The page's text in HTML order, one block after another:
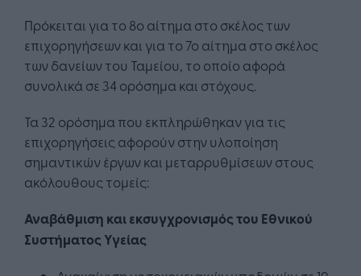
Πρόκειται για το 8ο αίτημα στο σκέλος των
επιχορηγήσεων και για το 7ο αίτημα στο σκέλος
των δανείων του Ταμείου, το οποίο αφορά
συνολικά σε 34 ορόσημα και στόχους.
Τα 32 ορόσημα που εκπληρώθηκαν για τις
επιχορηγήσεις αφορούν στην υλοποίηση
σημαντικών έργων και μεταρρυθμίσεων στους
ακόλουθους τομείς:
Αναβάθμιση και εκσυγχρονισμός του Εθνικού
Συστήματος Υγείας